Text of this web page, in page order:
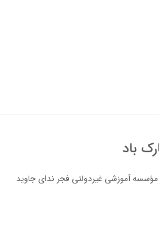
باد
مؤسسه آموزشی غیردولتی فجر ندای جاوید